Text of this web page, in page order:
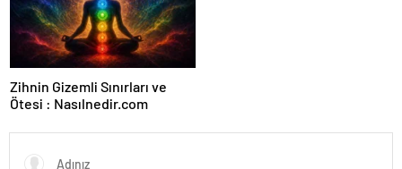
Zihnin Gizemli Sınırları ve
Ötesi : Nasılnedir.com